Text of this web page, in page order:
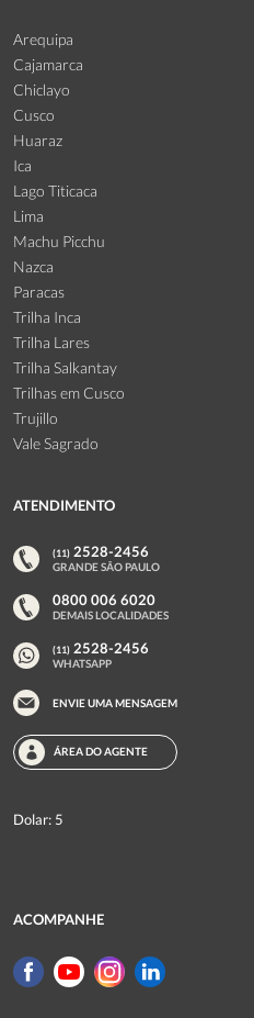
Arequipa
Cajamarca
Chiclayo
Cusco
Huaraz
Ica
Lago Titicaca
Lima
Machu Picchu
Nazca
Paracas
Trilha Inca
Trilha Lares
Trilha Salkantay
Trilhas em Cusco
Trujillo
Vale Sagrado
ATENDIMENTO
(11) 2528-2456
GRANDE SÃO PAULO
0800 006 6020
DEMAIS LOCALIDADES
(11) 2528-2456
WHATSAPP
ENVIE UMA MENSAGEM
ÁREA DO AGENTE
Dolar: 5
ACOMPANHE
certos para a sua viagem